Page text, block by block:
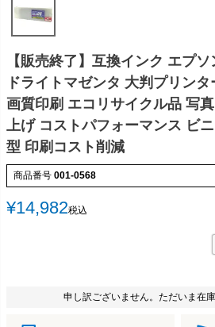
【販売終了】互換インク エプ
ドライトマゼンタ 大判プリン
画質印刷 エコリサイクル品 写
上げ コストパフォーマンス ビ
型 印刷コスト削減
商品番号 001-0568
¥14,982税込
申し訳ございません。ただいま在